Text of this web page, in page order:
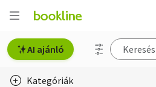
AI ajánló
Kategóriák